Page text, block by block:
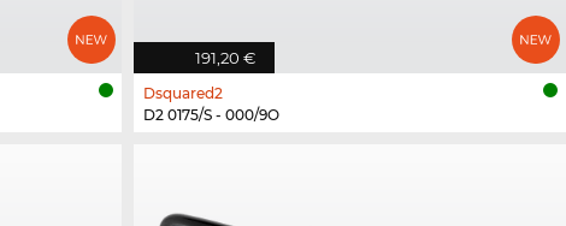
191,20 €
Dsquared2
D2 0175/S - 000/9O